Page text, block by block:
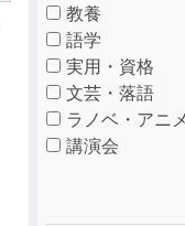
教養
語学
実用・資格
文芸・落語
ラノベ・アニ
講演会